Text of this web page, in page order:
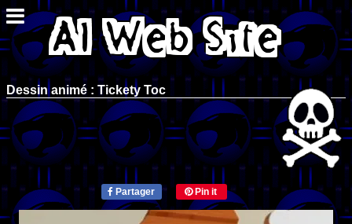
Dessin animé : Tickety Toc
Partager Pin it